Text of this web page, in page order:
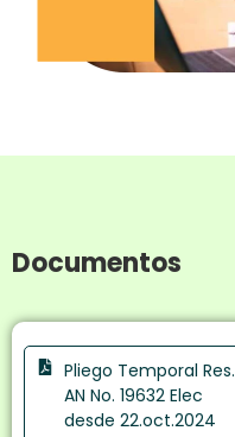
Documentos
Pliego Temporal Res.
AN No. 19632 Elec
desde 22.oct.2024